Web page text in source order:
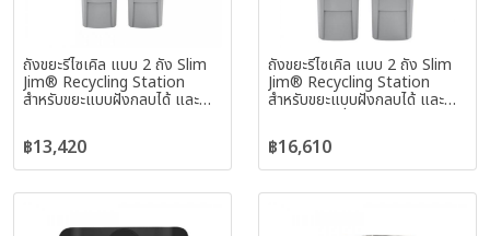
ถังขยะรีไซเคิล แบบ 2 ถัง Slim
Jim® Recycling Station
สำหรับขยะแบบฝังกลบได้ และ
฿13,420
ถังขยะรีไซเคิล แบบ 2 ถัง Slim
Jim® Recycling Station
สำหรับขยะแบบฝังกลบได้ และ
วัสดุรีไซเคิลทั่วไป
฿16,610